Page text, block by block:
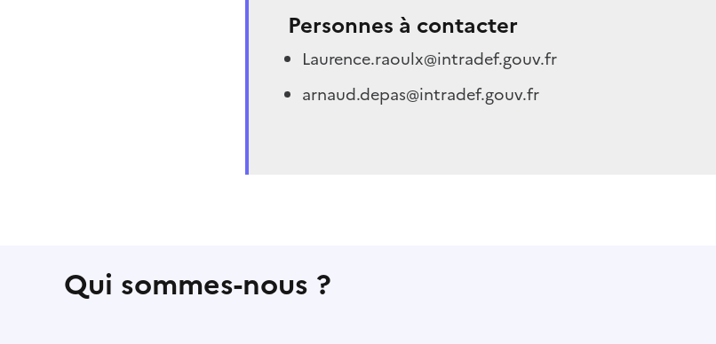
Personnes à contacter
Laurence.raoulx@intradef.gouv.fr
arnaud.depas@intradef.gouv.fr
Qui sommes-nous ?